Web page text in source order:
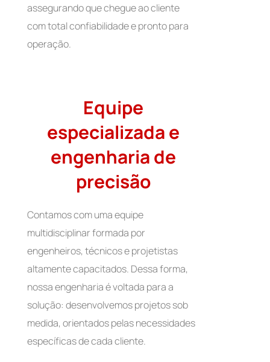
assegurando que chegue ao cliente
com total confiabilidade e pronto para
operação.
Equipe
especializada e
engenharia de
precisão
Contamos com uma equipe
multidisciplinar formada por
engenheiros, técnicos e projetistas
altamente capacitados. Dessa forma,
nossa engenharia é voltada para a
solução: desenvolvemos projetos sob
medida, orientados pelas necessidades
específicas de cada cliente.